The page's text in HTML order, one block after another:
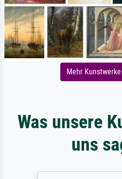
Mehr
Was unsere
uns